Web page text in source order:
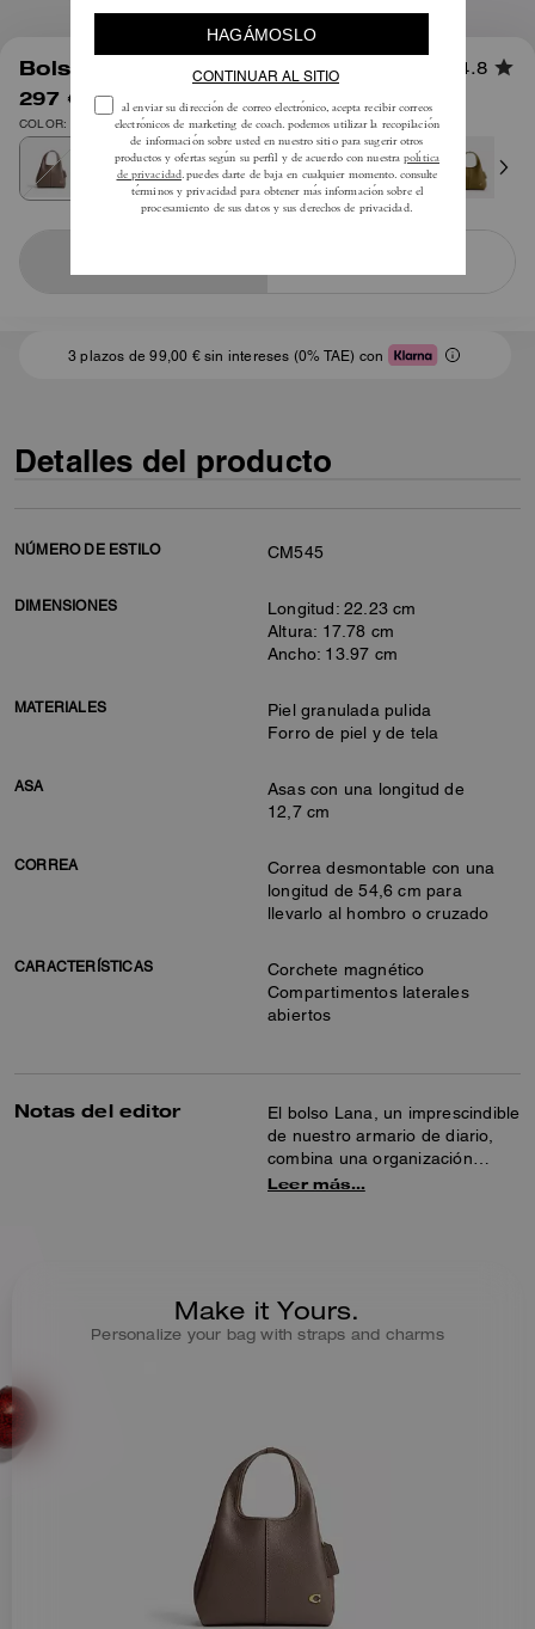
Bolso Lana Tote 23 4.8
297 € 425 €
COLOR: Latón/Piedra oscura
3 plazos de 99,00 € sin intereses (0% TAE) con
Detalles del producto
NÚMERO DE ESTILO CM545
DIMENSIONES
Longitud: 22.23 cm
Altura: 17.78 cm
Ancho: 13.97 cm
MATERIALES
Piel granulada pulida
Forro de piel y de tela
ASA
Asas con una longitud de
12,7 cm
CORREA
Correa desmontable con una
longitud de 54,6 cm para
llevarlo al hombro o cruzado
CARACTERÍSTICAS
Corchete magnético
Compartimentos laterales
abiertos
Notas del editor
El bolso Lana, un imprescindible
de nuestro armario de diario,
combina una organización
sencilla con un aspecto
para guardar tus pertenencias,
dos compartimentos abiertos y
funcional (básicamente, todo lo
que buscas en un bolso).
Leer más…
Make it Yours.
Personalize your bag with straps and charms